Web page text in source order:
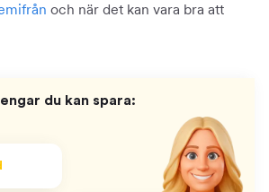
och när det kan vara bra att
du kan spara: